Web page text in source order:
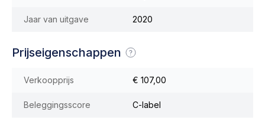
Jaar van uitgave 2020
Prijseigenschappen
Verkoopprijs € 107,00
Beleggingsscore C-label